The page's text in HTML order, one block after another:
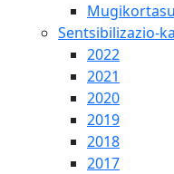
Sentsibilizazio-
2022
2021
2020
2019
2018
2017